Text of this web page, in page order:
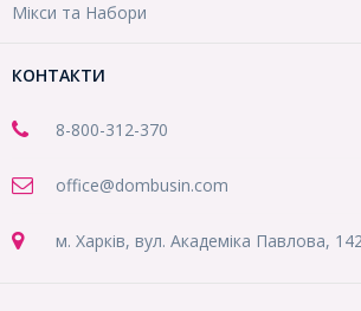
Мікси та Набори
КОНТАКТИ
8-800-312-370
office@dombusin.com
м. Харків, вул. Академіка Павлова,